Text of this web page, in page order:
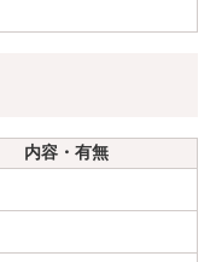
内容・有無